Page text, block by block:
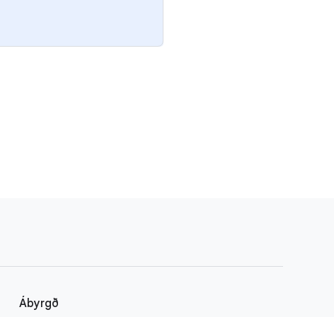
Ábyrgð